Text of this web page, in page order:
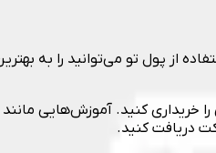
دریافت کنید.